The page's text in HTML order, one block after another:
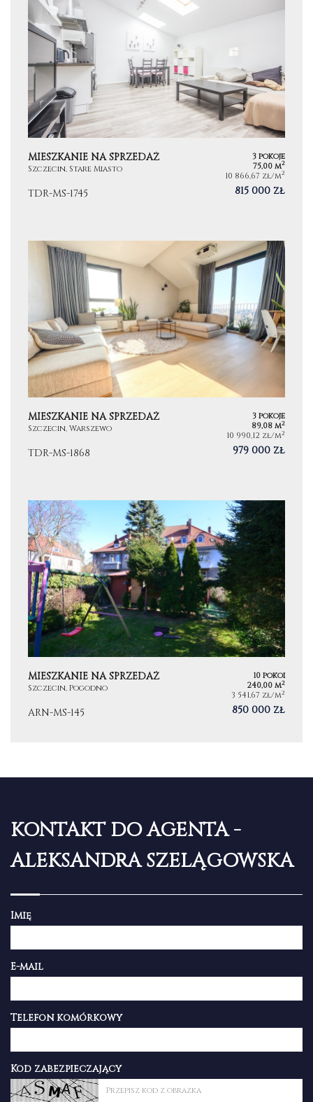
MIESZKANIE NA SPRZEDAŻ
Szczecin, Stare Miasto
3 pokoje
75,00 m2
10 866,67 zł/m2
TDR-MS-1745 815 000 zł
MIESZKANIE NA SPRZEDAŻ
Szczecin, Warszewo
3 pokoje
89,08 m2
10 990,12 zł/m2
TDR-MS-1868 979 000 zł
MIESZKANIE NA SPRZEDAŻ
Szczecin, Pogodno
10 pokoi
240,00 m2
3 541,67 zł/m2
ARN-MS-145 850 000 zł
KONTAKT DO AGENTA -
ALEKSANDRA SZELĄGOWSKA
Imię
E-mail
Telefon komórkowy
Kod zabezpieczający